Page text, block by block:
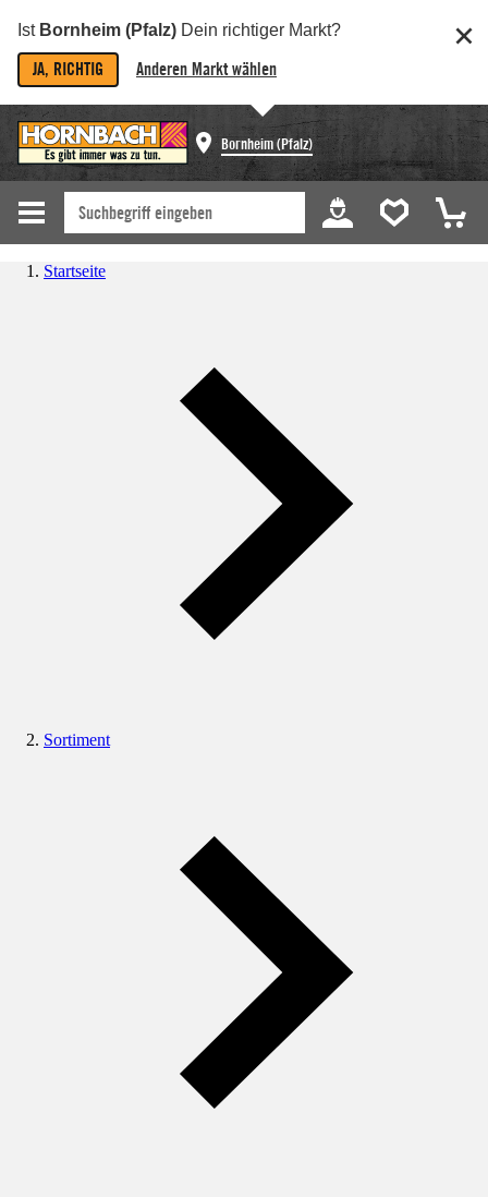
Ist Bornheim (Pfalz) Dein richtiger Markt?
JA, RICHTIG Anderen Markt wählen
Bornheim (Pfalz)
Startseite
Sortiment